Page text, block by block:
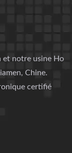
et notre usine Ho
Chine.
certifié